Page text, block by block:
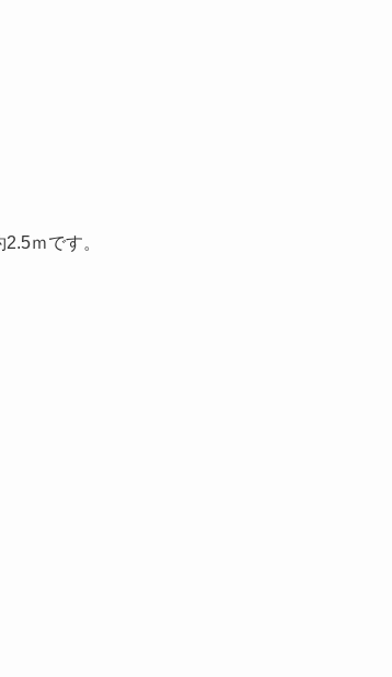
ｍです。